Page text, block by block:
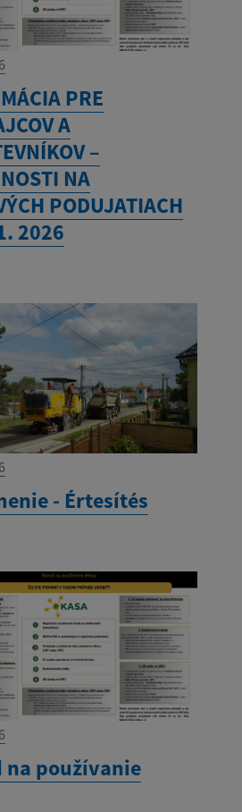
PRE
A
–
NA
PODUJATIACH
2026
- Értesítés
na používanie